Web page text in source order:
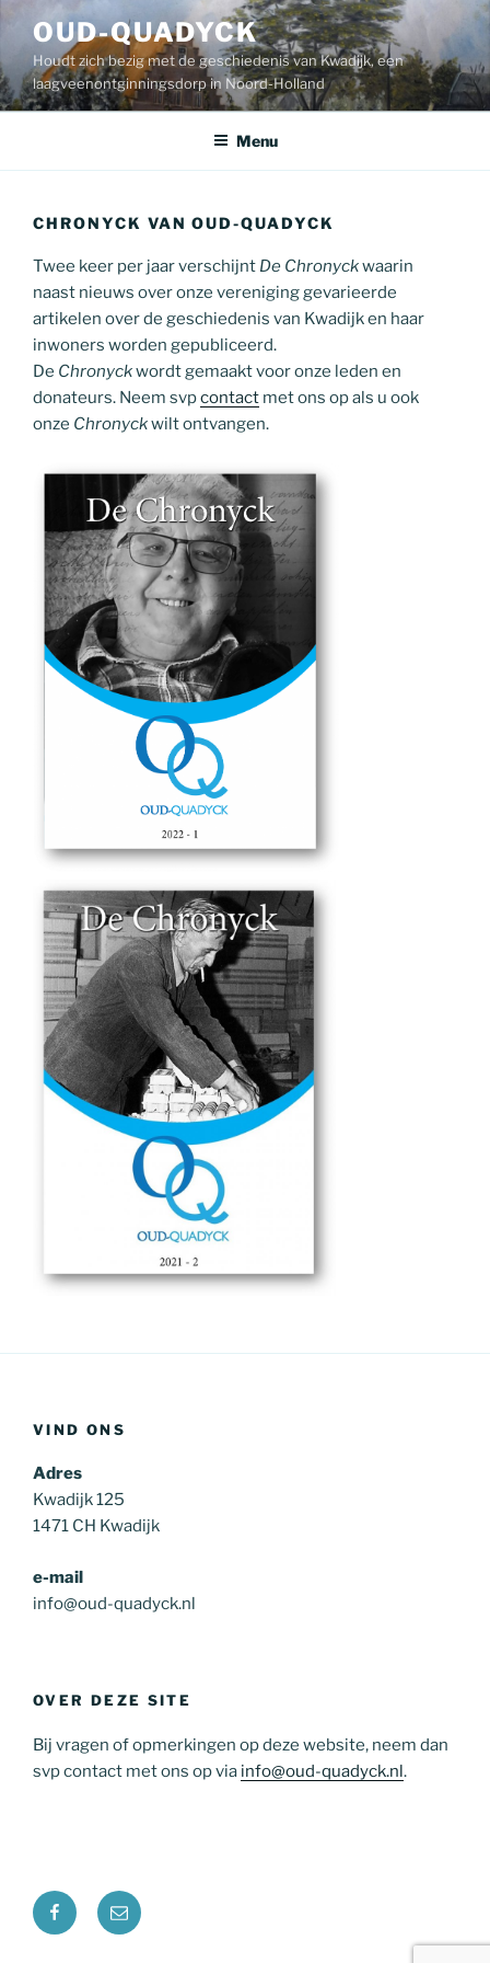
de
inhoud
OUD-QUADYCK
Houdt zich bezig met de geschiedenis van Kwadijk, een
laagveenontginningsdorp in Noord-Holland
Menu
CHRONYCK VAN OUD-QUADYCK
Twee keer per jaar verschijnt De Chronyckwaarin
naast nieuws over onze vereniging gevarieerde
artikelen over de geschiedenis van Kwadijk en haar
inwoners worden gepubliceerd.
De Chronyckwordt gemaakt voor onze leden en
donateurs. Neem svpcontact met ons op als u ook
onze Chronyckwilt ontvangen.
VIND ONS
Adres
Kwadijk 125
1471 CH Kwadijk
e-mail
info@oud-quadyck.nl
OVER DEZE SITE
Bij vragen of opmerkingen op deze website, neem dan
svp contact met ons op via info@oud-quadyck.nl.
Facebook
E-
mail